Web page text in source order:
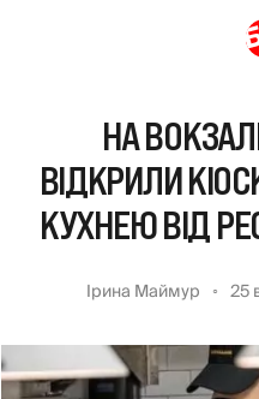
НА
ВІДКРИЛИ
КУХНЕЮ ВІД
Ірина Маймур 25